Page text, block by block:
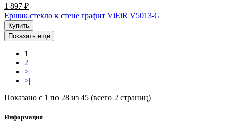
1 897 ₽
Ершик стекло к стене графит ViEiR V5013-G
Купить
Показать еще
1
2
>
>|
Показано с 1 по 28 из 45 (всего 2 страниц)
Информация